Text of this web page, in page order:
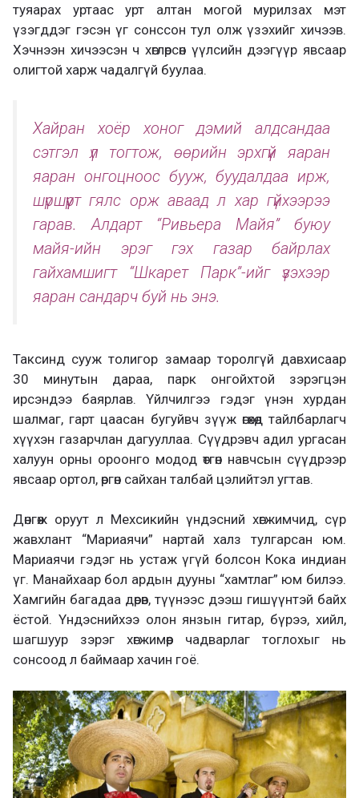
туяарах уртаас урт алтан могой мурилзах мэт
үзэгддэг гэсэн үг сонссон тул олж үзэхийг хичээв.
Хэчнээн хичээсэн ч хөглөрсөн үүлсийн дээгүүр явсаар
олигтой харж чадалгүй буулаа.
Хайран хоёр хоног дэмий алдсандаа
сэтгэл үл тогтож, өөрийн эрхгүй яаран
яаран онгоцноос бууж, буудалдаа ирж,
шүршүүрт гялс орж аваад л хар гүйхээрээ
гарав. Алдарт “Ривьера Майя” буюу
майя-ийн эрэг гэх газар байрлах
гайхамшигт “Шкарет Парк”-ийг үзэхээр
яаран сандарч буй нь энэ.
Таксинд сууж толигор замаар торолгүй давхисаар
30 минутын дараа, парк онгойхтой зэрэгцэн
ирсэндээ баярлав. Үйлчилгээ гэдэг үнэн хурдан
шалмаг, гарт цаасан бугуйвч зүүж өгөхөд тайлбарлагч
хүүхэн газарчлан дагууллаа. Сүүдрэвч адил ургасан
халуун орны ороонго модод өтгөн навчсын сүүдрээр
явсаар ортол, өргөн сайхан талбай цэлийтэл угтав.
Дөнгөж оруут л Мехсикийн үндэсний хөгжимчид, сүр
жавхлант “Мариаячи” нартай халз тулгарсан юм.
Мариаячи гэдэг нь устаж үгүй болсон Кока индиан
үг. Манайхаар бол ардын дууны “хамтлаг” юм билээ.
Хамгийн багадаа дөрөв, түүнээс дээш гишүүнтэй байх
ёстой. Үндэснийхээ олон янзын гитар, бүрээ, хийл,
шагшуур зэрэг хөгжимөөр чадварлаг тоглохыг нь
сонсоод л баймаар хачин гоё.